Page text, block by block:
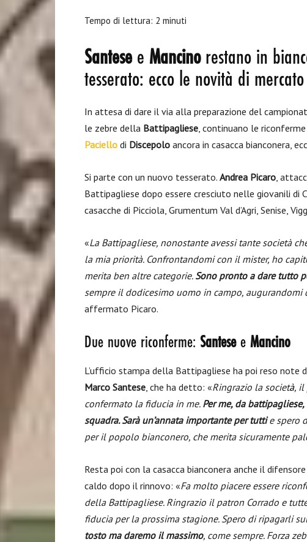
Tempo di lettura: 2 minuti
Santesee Mancinorestano in
tesserato: ecco le novità di
In attesa di dare il via alla preparazione del
le zebre della Battipagliese, continuano le riconferme
Paciello di Discepolo ancora in casacca bianconera,
Si parte con un nuovo tesserato. Andrea Picaro,
Battipagliese dopo essere cresciuto nelle giovanili di
casacche di Picciola, Grumentum Val d’Agri, Senise,
«La Battipagliese, nonostante avessi tante società
la mia priorità. Confrontandomi con il mister, ho
merita ben altre categorie. Sono pronto a dare tutto
sempre il dodicesimo uomo in campo,
affermato Picaro.
Due nuove riconferme: Santesee Mancino
L’ufficio stampa della Battipagliese ha poi reso note
Marco Santese, che ha detto: «Ringrazio la società, il
confermato la fiducia in me. Per me, da
squadra. Sarà un’annata importante per tuttie spero
per il popolo bianconero, che merita sicuramente
Resta poi con la casacca bianconera anche il
caldo dopo il rinnovo: «Fa molto piacere essere
della Battipagliese. Ringrazio il patron Corrado e
fiducia per la prossima stagione. Spero di ripagarli
tosto ma daremo il massimo, come sempre. Forza